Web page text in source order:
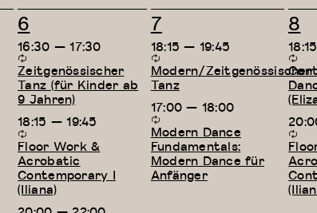
3
Veranstaltungen,
6
16:30 — 17:30
Zeitgenössischer
Tanz (für Kinder ab
9 Jahren)
18:15 — 19:45
Floor Work &
Acrobatic
Contemporary I
(Iliana)
2
Veranstaltungen,
7
18:15— 19:45
Modern/Zeitgenössischer
Tanz
17:00— 18:00
Modern Dance
Fundamentals:
Modern Dance für
Anfänger
2
8
18:15